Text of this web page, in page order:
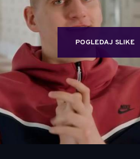
POGLEDAJ SLIKE